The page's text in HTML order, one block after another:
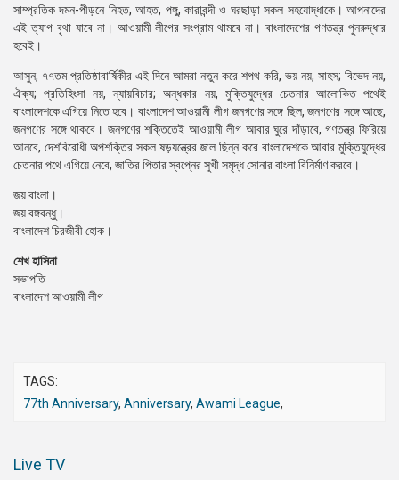
সাম্প্রতিক দমন-পীড়নে নিহত, আহত, পঙ্গু, কারাবন্দী ও ঘরছাড়া সকল সহযোদ্ধাকে। আপনাদের
এই ত্যাগ বৃথা যাবে না। আওয়ামী লীগের সংগ্রাম থামবে না। বাংলাদেশের গণতন্ত্র পুনরুদ্ধার
হবেই।
আসুন, ৭৭তম প্রতিষ্ঠাবার্ষিকীর এই দিনে আমরা নতুন করে শপথ করি, ভয় নয়, সাহস; বিভেদ নয়,
ঐক্য; প্রতিহিংসা নয়, ন্যায়বিচার; অন্ধকার নয়, মুক্তিযুদ্ধের চেতনার আলোকিত পথেই
বাংলাদেশকে এগিয়ে নিতে হবে। বাংলাদেশ আওয়ামী লীগ জনগণের সঙ্গে ছিল, জনগণের সঙ্গে আছে,
জনগণের সঙ্গে থাকবে। জনগণের শক্তিতেই আওয়ামী লীগ আবার ঘুরে দাঁড়াবে, গণতন্ত্র ফিরিয়ে
আনবে, দেশবিরোধী অপশক্তির সকল ষড়যন্ত্রের জাল ছিন্ন করে বাংলাদেশকে আবার মুক্তিযুদ্ধের
চেতনার পথে এগিয়ে নেবে, জাতির পিতার স্বপ্নের সুখী সমৃদ্ধ সোনার বাংলা বিনির্মাণ করবে।
জয় বাংলা।
জয় বঙ্গবন্ধু।
বাংলাদেশ চিরজীবী হোক।
শেখ হাসিনা
সভাপতি
বাংলাদেশ আওয়ামী লীগ
TAGS:
77th Anniversary, Anniversary, Awami League,
Live TV